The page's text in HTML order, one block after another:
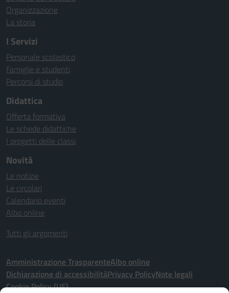
Organizzazione
La storia
I Servizi
Personale scolastico
Famiglie e studenti
Percorsi di studio
Didattica
Offerta formativa
Le schede didattiche
I progetti delle classi
Novità
Le notizie
Le circolari
Calendario eventi
Albo online
Tutti gli argomenti
Amministrazione TrasparenteAlbo online
Dichiarazione di accessibilitàPrivacy PolicyNote legali
Cookie Policy (UE)